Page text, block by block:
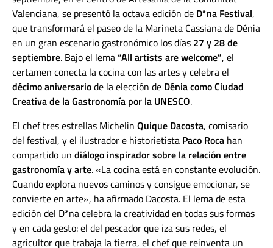
Valenciana, se presentó la octava edición de D*na Festival,
que transformará el paseo de la Marineta Cassiana de Dénia
en un gran escenario gastronómico los días 27 y 28 de
septiembre. Bajo el lema“All artists are welcome”, el
certamen conecta la cocina con las artes y celebra el
décimo aniversariode la elección de Dénia como Ciudad
Creativa de la Gastronomía por la UNESCO.
El chef tres estrellas Michelin Quique Dacosta, comisario
del festival, y el ilustrador e historietista Paco Roca han
compartido un diálogo inspirador sobre la relación entre
gastronomía y arte. «La cocina está en constante evolución.
Cuando explora nuevos caminos y consigue emocionar, se
convierte en arte», ha afirmado Dacosta. El lema de esta
edición del D*na celebra la creatividad en todas sus formas
y en cada gesto: el del pescador que iza sus redes, el
agricultor que trabaja la tierra, el chef que reinventa un